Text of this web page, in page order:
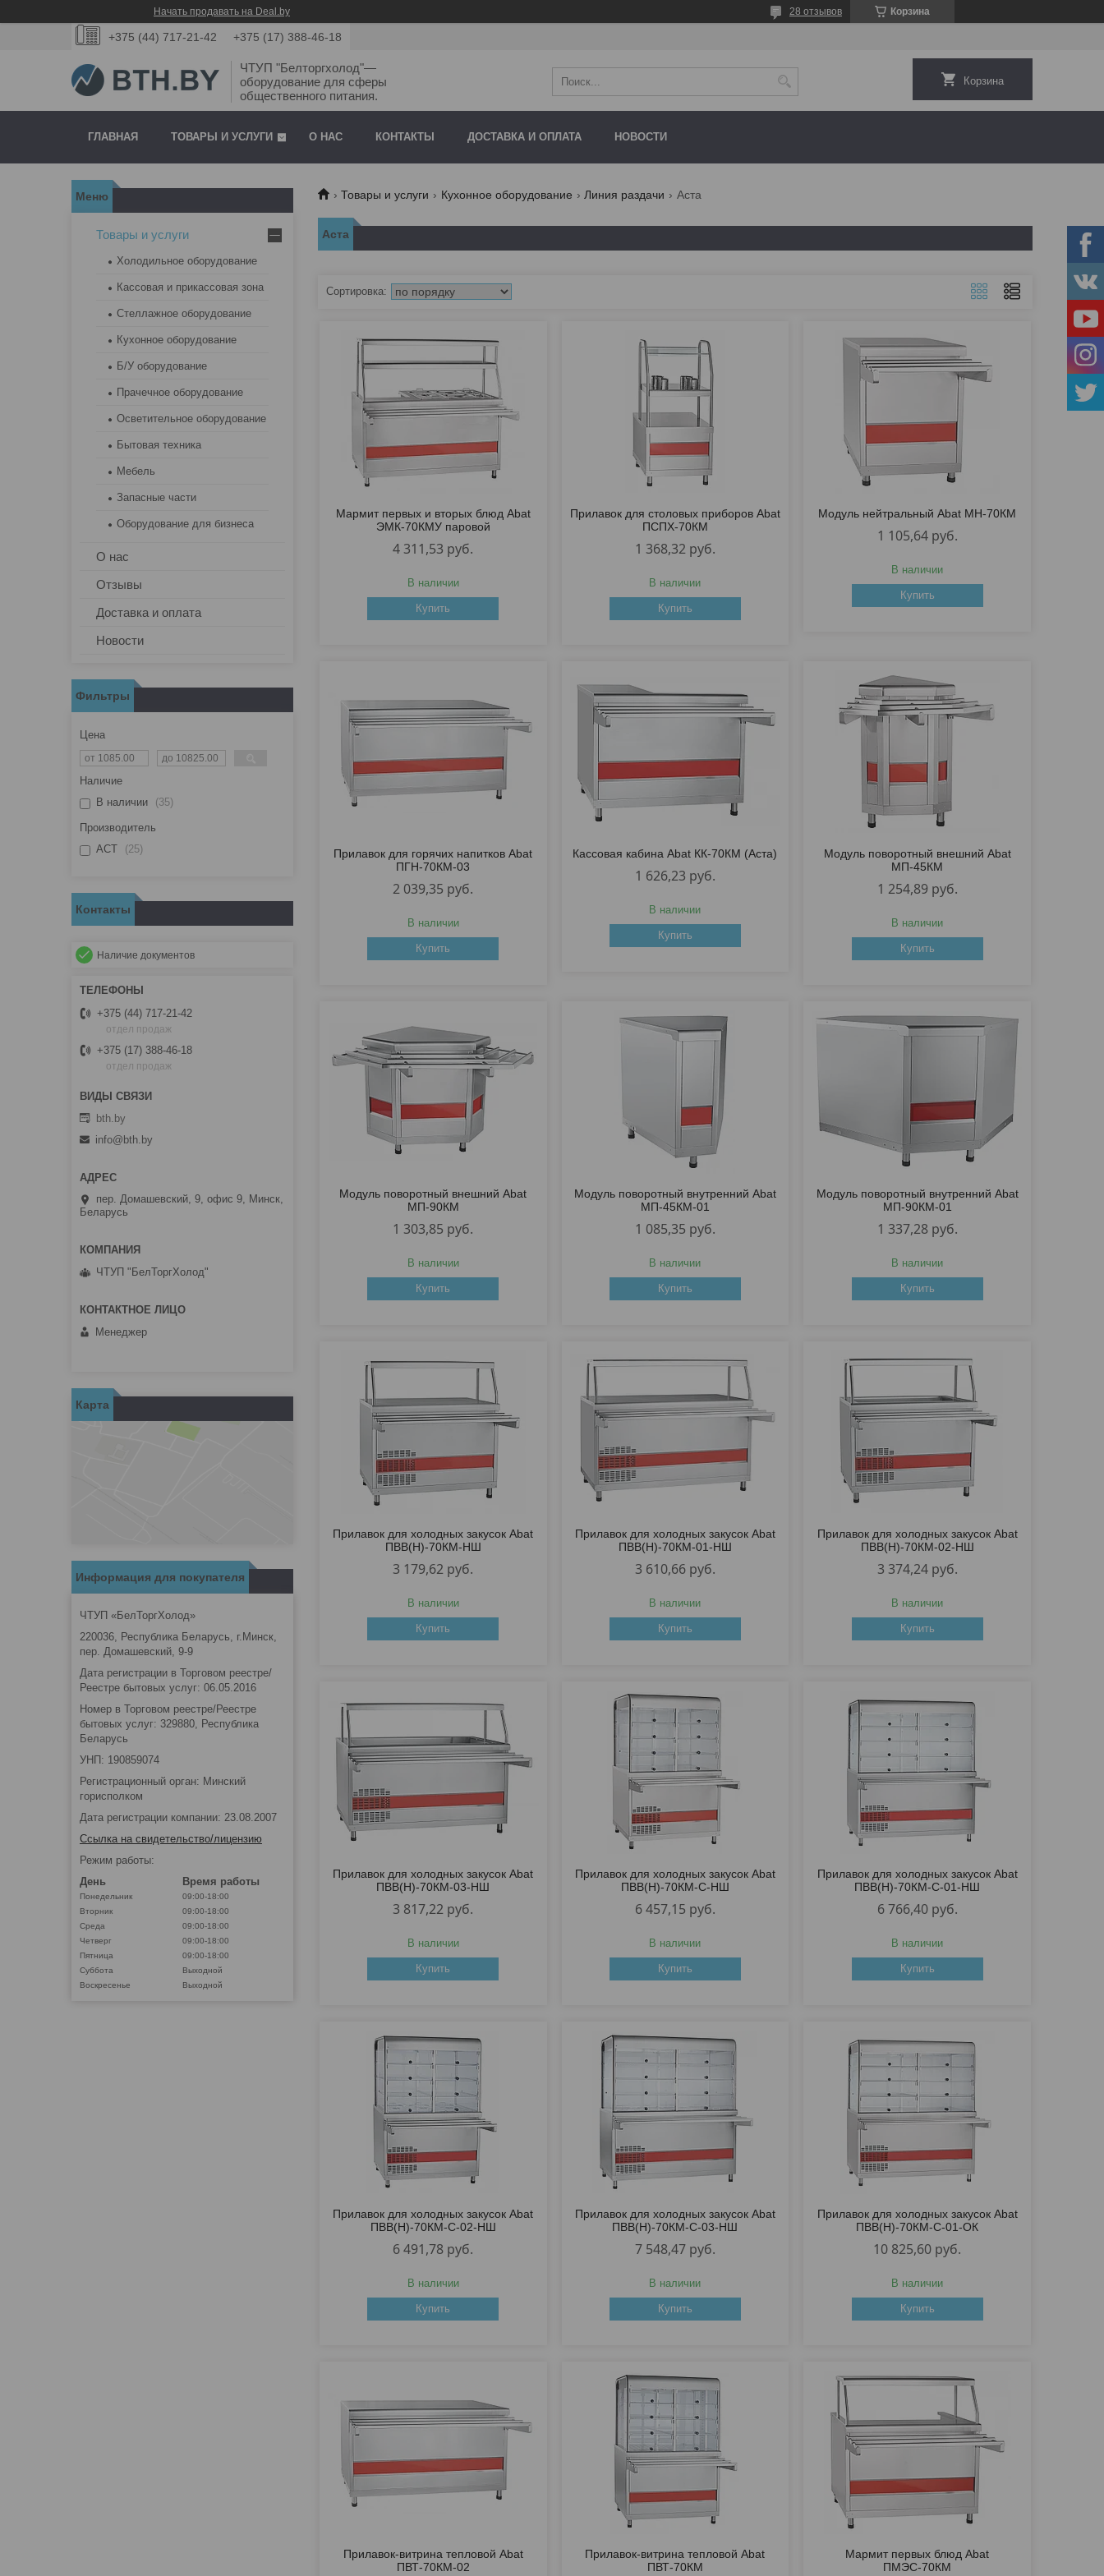
Начать продавать на Deal.by Корзина
28 отзывов
+375 (44) 717-21-42 +375 (17) 388-46-18
ЧТУП "Белторгхолод"—
оборудование для сферы
общественного питания.
Корзина
ГЛАВНАЯ ТОВАРЫ И УСЛУГИ О НАС КОНТАКТЫ ДОСТАВКА И ОПЛАТА НОВОСТИ
Товары и услуги Кухонное оборудование Линия раздачи Аста
Аста
Мармит первых и вторых блюд Abat
ЭМК-70КМУ паровой
4 311,53 руб.
В наличии
Купить
Прилавок для столовых приборов Abat
ПСПХ-70КМ
1 368,32 руб.
В наличии
Купить
Модуль нейтральный Abat МН-70КМ
1 105,64 руб.
В наличии
Купить
Прилавок для горячих напитков Abat
ПГН-70КМ-03
2 039,35 руб.
В наличии
Купить
Кассовая кабина Abat КК-70КМ (Аста)
1 626,23 руб.
В наличии
Купить
Модуль поворотный внешний Abat
МП-45КМ
1 254,89 руб.
В наличии
Купить
Модуль поворотный внешний Abat
МП-90КМ
1 303,85 руб.
В наличии
Купить
Модуль поворотный внутренний Abat
МП-45КМ-01
1 085,35 руб.
В наличии
Купить
Модуль поворотный внутренний Abat
МП-90КМ-01
1 337,28 руб.
В наличии
Купить
Прилавок для холодных закусок Abat
ПВВ(Н)-70КМ-НШ
3 179,62 руб.
В наличии
Купить
Прилавок для холодных закусок Abat
ПВВ(Н)-70КМ-01-НШ
3 610,66 руб.
В наличии
Купить
Прилавок для холодных закусок Abat
ПВВ(Н)-70КМ-02-НШ
3 374,24 руб.
В наличии
Купить
Прилавок для холодных закусок Abat
ПВВ(Н)-70КМ-03-НШ
3 817,22 руб.
В наличии
Купить
Прилавок для холодных закусок Abat
ПВВ(Н)-70КМ-С-НШ
6 457,15 руб.
В наличии
Купить
Прилавок для холодных закусок Abat
ПВВ(Н)-70КМ-С-01-НШ
6 766,40 руб.
В наличии
Купить
Прилавок для холодных закусок Abat
ПВВ(Н)-70КМ-С-02-НШ
6 491,78 руб.
В наличии
Купить
Прилавок для холодных закусок Abat
ПВВ(Н)-70КМ-С-03-НШ
7 548,47 руб.
В наличии
Купить
Прилавок для холодных закусок Abat
ПВВ(Н)-70КМ-С-01-ОК
10 825,60 руб.
В наличии
Купить
Прилавок-витрина тепловой Abat
ПВТ-70КМ-02
Прилавок-витрина тепловой Abat
ПВТ-70КМ
Мармит первых блюд Abat
ПМЭС-70КМ
Товары и услуги
Холодильное оборудование
Кассовая и прикассовая зона
Стеллажное оборудование
Кухонное оборудование
Б/У оборудование
Прачечное оборудование
Осветительное оборудование
Бытовая техника
Мебель
Запасные части
Оборудование для бизнеса
О нас
Отзывы
Доставка и оплата
Новости
Фильтры
Цена
Наличие
В наличии
35
Производитель
АСТ
25
Контакты
Наличие документов
+375 (44) 717-21-42
отдел продаж
+375 (17) 388-46-18
отдел продаж
bth.by
info@bth.by
пер. Домашевский, 9, офис 9, Минск,
Беларусь
ЧТУП "БелТоргХолод"
Менеджер
Карта
Информация для покупателя
ЧТУП «БелТоргХолод»
220036, Республика Беларусь, г.Минск,
пер. Домашевский, 9-9
Дата регистрации в Торговом реестре/
Реестре бытовых услуг: 06.05.2016
Номер в Торговом реестре/Реестре
бытовых услуг: 329880, Республика
Беларусь
УНП: 190859074
Регистрационный орган: Минский
горисполком
Дата регистрации компании: 23.08.2007
Ссылка на свидетельство/лицензию
Режим работы:
День
Время работы
Понедельник
09:00-18:00
Вторник
09:00-18:00
Среда
09:00-18:00
Четверг
09:00-18:00
Пятница
09:00-18:00
Суббота
Выходной
Воскресенье
Выходной